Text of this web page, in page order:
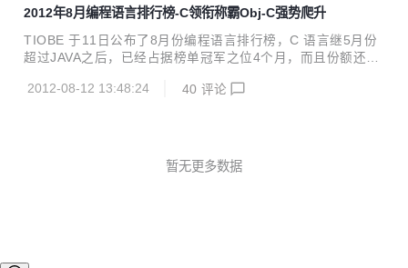
程序获得微软的签名。但一个新问题是微软只签名PE二进制文
件。因此开发者选择将X.509证书封装到 PE二进制文件，但
内核需要能读取PE二进制，在所有内核空间验证签名，提取X.
把问题复杂化了，结果就是Linus...
2012年8月编程语言排行榜-C领衔称霸Obj-C强势爬升
TIOBE 于11日公布了8月份编程语言排行榜，C 语言继5月份
超过JAVA之后，已经占据榜单冠军之位4个月，而且份额还在
持续下滑，OBJECT-C 稳步上升，代表 IOS开发方兴未艾。P
件开发经历了从C/S形式到B/S形式的转变，现在正在经历向移
2012-08-12 13:48:24 40 评论
暂无更多数据